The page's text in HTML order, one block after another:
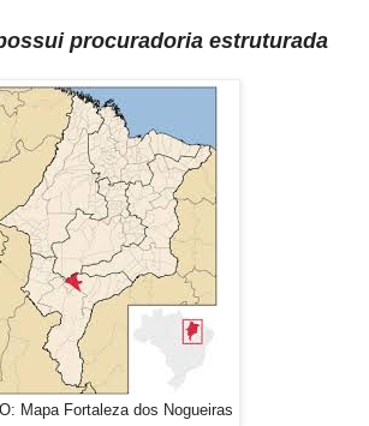
procuradoria estruturada
Mapa Fortaleza dos Nogueiras